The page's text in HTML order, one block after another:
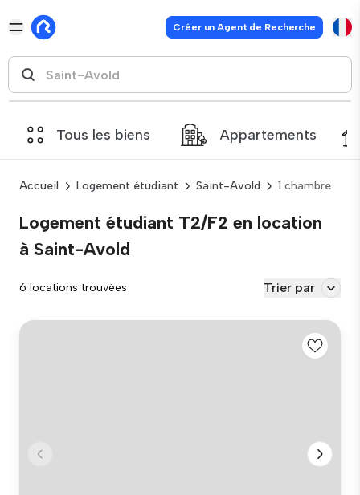
Créer un Agent de Recherche
Tous les biens Appartements
Accueil Logement étudiant Saint-Avold 1 chambre
Logement étudiant T2/F2 en location
à Saint-Avold
6 locations trouvées Trier par